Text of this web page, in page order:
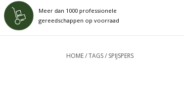
Meer dan 1000 professionele
gereedschappen op voorraad
HOME/TAGS/ SPIJSPERS